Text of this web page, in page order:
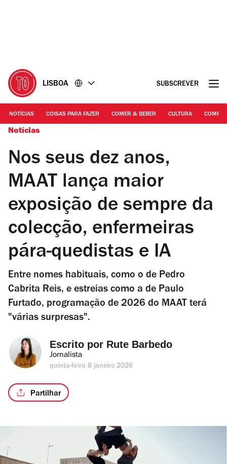
LISBOA SUBSCREVER
NOTÍCIAS COISAS PARA FAZER COMER & BEBER CULTURA
Notícias
Nos seus dez anos,
MAAT lança maior
exposição de sempre da
colecção, enfermeiras
pára-quedistas e IA
Entre nomes habituais, como o de Pedro
Cabrita Reis, e estreias como a de Paulo
Furtado, programação de 2026 do MAAT terá
"várias surpresas".
Escrito por Rute Barbedo
Jornalista
quinta-feira 8 janeiro 2026
Partilhar